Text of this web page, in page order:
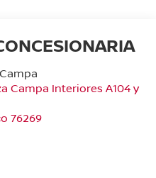
Campa Interiores A104 y
76269